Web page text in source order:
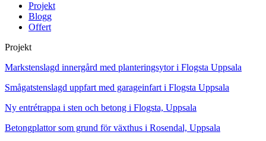
Projekt
Blogg
Offert
Projekt
Markstenslagd innergård med planteringsytor i Flogsta Uppsala
Smågatstenslagd uppfart med garageinfart i Flogsta Uppsala
Ny entrétrappa i sten och betong i Flogsta, Uppsala
Betongplattor som grund för växthus i Rosendal, Uppsala